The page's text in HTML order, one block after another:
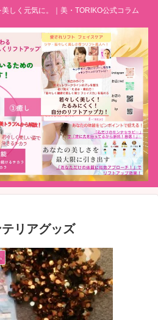
しく元気に。｜美・TORIKO公式コラム
リアグッズ